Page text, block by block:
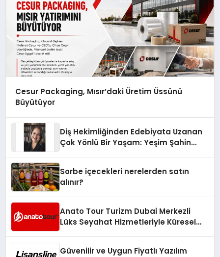
Cesur Packaging, Mısır’daki Üretim Üssünü
Büyütüyor
Diş Hekimliğinden Edebiyata Uzanan
Çok Yönlü Bir Yaşam: Yeşim Şahin
Sorbe içecekleri nerelerden satın
alınır?
Anato Tour Turizm Dubai Merkezli
Lüks Seyahat Hizmetleriyle Küresel
Güvenilir ve Uygun Fiyatlı Yazılım